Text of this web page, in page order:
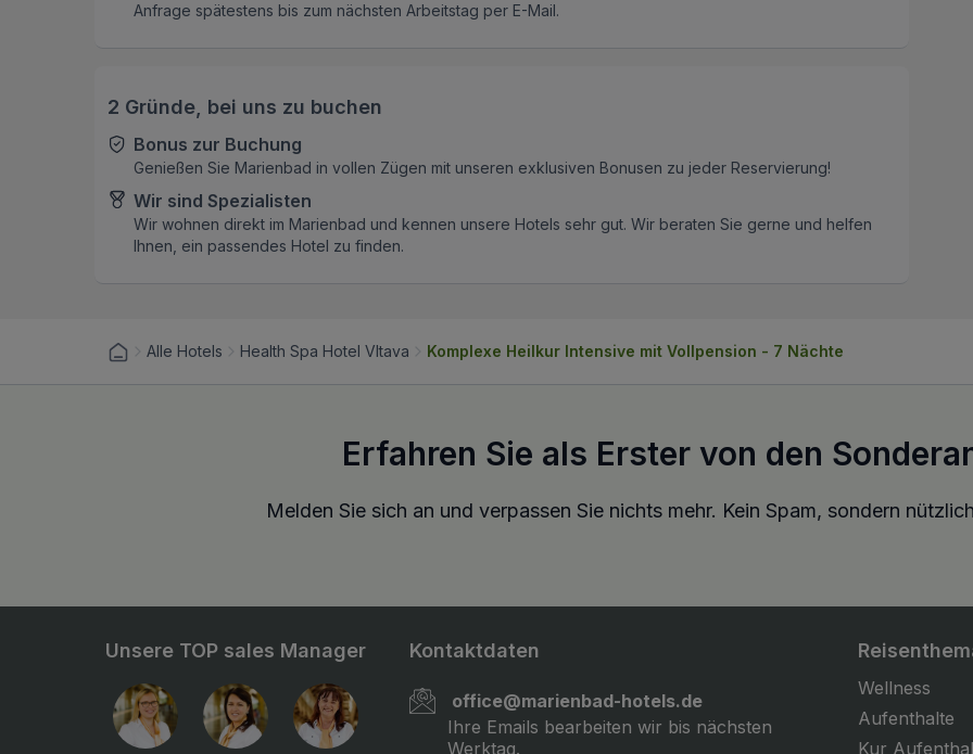
Anfrage spätestens bis zum nächsten Arbeitstag per E-Mail.
2 Gründe, bei uns zu buchen
Bonus zur Buchung
Genießen Sie Marienbad in vollen Zügen mit unseren exklusiven Bonusen zu jeder Reservierung!
Wir sind Spezialisten
Wir wohnen direkt im Marienbad und kennen unsere Hotels sehr gut. Wir beraten Sie gerne und helfen
Ihnen, ein passendes Hotel zu finden.
Alle Hotels Health Spa Hotel Vltava Komplexe Heilkur Intensive mit Vollpension - 7 Nächte
Erfahren Sie als Erster von den
Melden Sie sich an und verpassen Sie nichts mehr. Kein Spam, sondern
Unsere TOP sales Manager Kontaktdaten
office@marienbad-hotels.de
Ihre Emails bearbeiten wir bis nächsten
Werktag.
Wellness
Aufenthalte
Kur